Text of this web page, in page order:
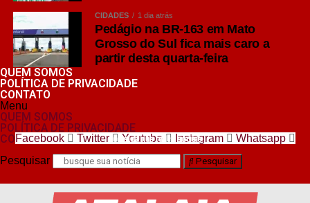
CIDADES 1 dia atrás
Pedágio na BR-163 em Mato
Grosso do Sul fica mais caro a
partir desta quarta-feira
QUEM SOMOS
POLÍTICA DE PRIVACIDADE
CONTATO
Menu
QUEM SOMOS
POLÍTICA DE PRIVACIDADE
CONTATO
nos siga nas redes sociais
Facebook Twitter Youtube Instagram
Whatsapp
Pesquisar
Pesquisar